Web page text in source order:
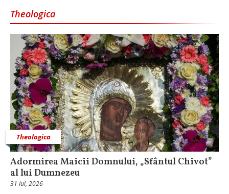
Theologica
Theologica
Adormirea Maicii Domnului, „Sfântul Chivot”
al lui Dumnezeu
31 Iul, 2026